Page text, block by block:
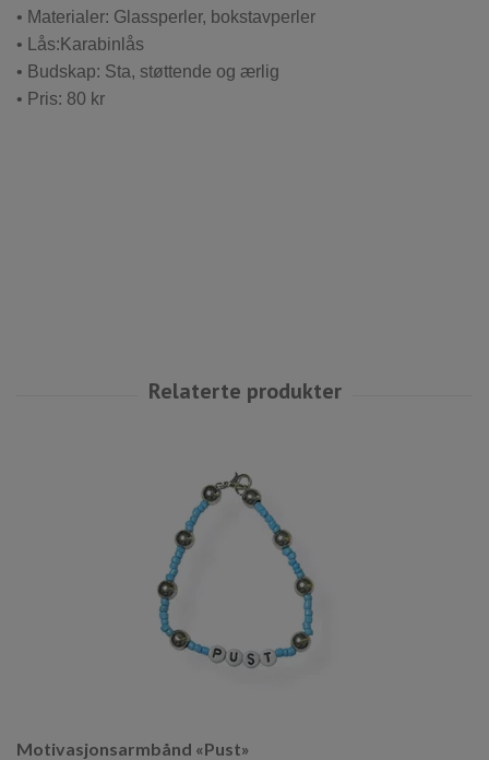
• Materialer: Glassperler, bokstavperler
• Lås:Karabinlås
• Budskap: Sta, støttende og ærlig
• Pris: 80 kr
Motivasjonsarmbånd «Pust»